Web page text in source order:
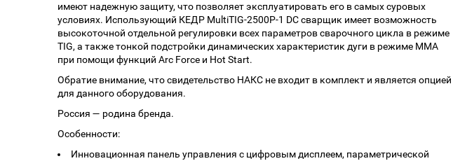
имеют надежную защиту, что позволяет эксплуатировать его в самых суровых
условиях. Использующий КЕДР MultiTIG-2500P-1 DC сварщик имеет возможность
высокоточной отдельной регулировки всех параметров сварочного цикла в режиме
TIG, а также тонкой подстройки динамических характеристик дуги в режиме ММА
при помощи функций Arc Force и Hot Start.
Обратие внимание, что свидетельство НАКС не входит в комплект и является опцией
для данного оборудования.
Россия — родина бренда.
Особенности:
Инновационная панель управления с цифровым дисплеем, параметрической